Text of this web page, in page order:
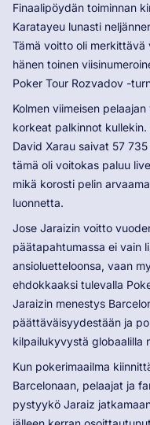
Finaalipöydän toiminnan
Karatayeu lunasti
Tämä voitto oli merkittävä
hänen toinen
Poker Tour Rozvadov -
Kolmen viimeisen
korkeat palkinnot
David Xarau saivat 57
tämä oli voitokas paluu
mikä korosti pelin
luonnetta.
Jose Jaraizin voitto
päätapahtumassa ei vain
ansioluetteloonsa, vaan
ehdokkaaksi tulevalla
Jaraizin menestys
päättäväisyydestään ja
kilpailukyvystä globaalilla
Kun pokerimaailma
Barcelonaan, pelaajat ja
pystyykö Jaraiz